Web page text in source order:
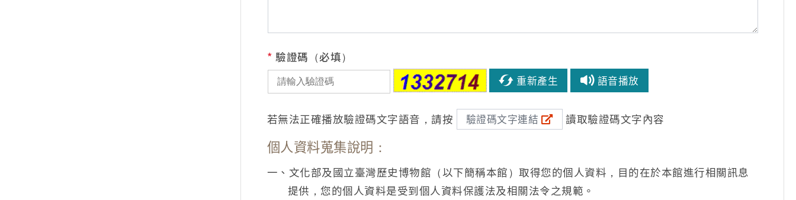
* 驗證碼（必填）
重新產生 語音播放
若無法正確播放驗證碼文字語音，請按 驗證碼文字連結 讀取驗證碼文字內容
個人資料蒐集說明：
一、文化部及國立臺灣歷史博物館（以下簡稱本館）取得您的個人資料，目的在於本館進行相關訊息
提供，您的個人資料是受到個人資料保護法及相關法令之規範。